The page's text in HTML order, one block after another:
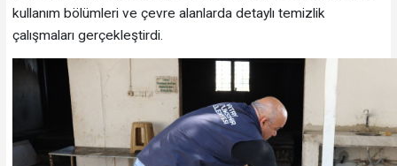
kullanım bölümleri ve çevre alanlarda detaylı temizlik
çalışmaları gerçekleştirdi.